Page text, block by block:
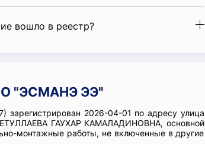
вошло в реестр?
"ЭСМАНЭ ЭЭ"
2026-04-01 по адресу улица
ГАУХАР КАМАЛАДИНОВНА, основной
монтажные работы, не включенные в другие